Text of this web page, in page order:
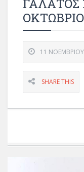
11
SHARE THIS